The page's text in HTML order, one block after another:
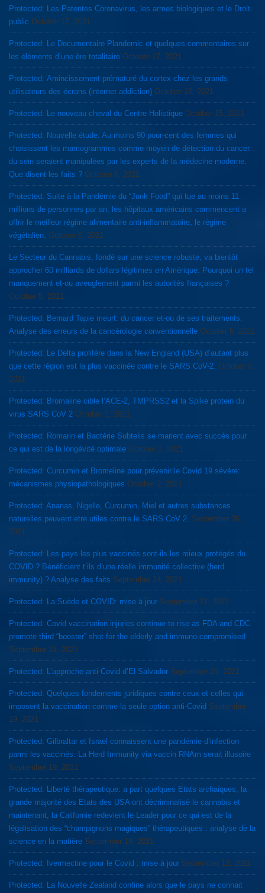
Protected: Les Patentes Coronavirus, les armes biologiques et le Droit
public October 17, 2021
Protected: Le Documentaire Plandemic et quelques commentaires sur
les éléments d’une ère totalitaire October 17, 2021
Protected: Amincissement prématuré du cortex chez les grands
utilisateurs des écrans (internet addiction) October 16, 2021
Protected: Le nouveau cheval du Centre Holistique October 15, 2021
Protected: Nouvelle étude: Au moins 90 pour-cent des femmes qui
choisissent les mamogrammes comme moyen de détection du cancer
du sein seraient manipulées par les experts de la médecine moderne.
Que disent les faits ? October 6, 2021
Protected: Suite à la Pandémie du “Junk Food” qui tue au moins 11
millions de personnes par an, les hôpitaux américains commencent a
offrir le meilleur régime alimentaire anti-inflammatoire, le régime
végétalien. October 6, 2021
Le Secteur du Cannabis, fondé sur une science robuste, va bientôt
approcher 60 milliards de dollars légitimes en Amérique: Pourquoi un tel
manquement et-ou aveuglement parmi les autorités françaises ?
October 5, 2021
Protected: Bernard Tapie meurt: du cancer et-ou de ses traitements.
Analyse des erreurs de la cancérologie conventionnelle October 5, 2021
Protected: Le Delta prolifère dans la New England (USA) d’autant plus
que cette région est la plus vaccinée contre le SARS CoV-2. October 3,
2021
Protected: Bromaline cible l’ACE-2, TMPRSS2 et la Spike protein du
virus SARS CoV 2 October 2, 2021
Protected: Romarin et Bactérie Subtelis se marient avec succès pour
ce qui est de la longévité optimale October 2, 2021
Protected: Curcumin et Bromeline pour prévenir le Covid 19 sévère:
mécanismes physiopathologiques October 2, 2021
Protected: Ananas, Nigelle, Curcumin, Miel et autres substances
naturelles peuvent etre utiles contre le SARS CoV 2. September 26,
2021
Protected: Les pays les plus vaccinés sont-ils les mieux protégés du
COVID ? Bénéficient t’ils d’une réelle immunité collective (herd
immunity) ? Analyse des faits September 24, 2021
Protected: La Suède et COVID: mise à jour September 21, 2021
Protected: Covid vaccination injuries continue to rise as FDA and CDC
promote third “booster” shot for the elderly and immuno-compromised
September 21, 2021
Protected: L’approche anti-Covid d’El Salvador September 20, 2021
Protected: Quelques fondements juridiques contre ceux et celles qui
imposent la vaccination comme la seule option anti-Covid September
19, 2021
Protected: Gilbraltar et Israel connaissent une pandémie d’infection
parmi les vaccinés. La Herd Immunity via vaccin RNAm serait illusoire
September 19, 2021
Protected: Liberté thérapeutique: a part quelques Etats archaiques, la
grande majorité des Etats des USA ont décriminalisé le cannabis et
maintenant, la Californie redevient le Leader pour ce qui est de la
légalisation des “champignons magiques” thérapeutiques : analyse de la
science en la matière September 19, 2021
Protected: Ivermectine pour le Covid : mise à jour September 12, 2021
Protected: La Nouvelle Zealand confine alors que le pays ne connait